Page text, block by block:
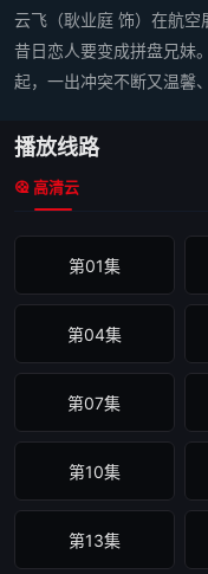
云飞（耿业庭 饰）在航空
昔日恋人要变成拼盘兄妹
起，一出冲突不断又温馨
播放线路
高清云
第01集
第04集
第07集
第10集
第13集